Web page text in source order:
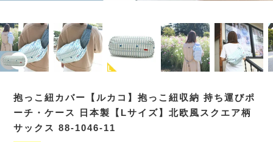
抱っこ紐カバー【ルカコ】抱っこ紐収納 持ち運びポ
ーチ・ケース 日本製【Lサイズ】北欧風スクエア柄
サックス 88-1046-11